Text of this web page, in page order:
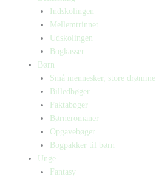
Indskolingen
Mellemtrinnet
Udskolingen
Bogkasser
Børn
Små mennesker, store drømme
Billedbøger
Faktabøger
Børneromaner
Opgavebøger
Bogpakker til børn
Unge
Fantasy